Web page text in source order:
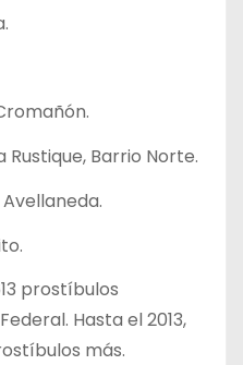
Barrio Norte.
prostíbulos
Hasta el 2013,
más.